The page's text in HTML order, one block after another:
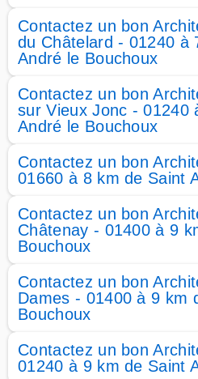
Contactez un bon
du Châtelard - 01240 à
André le Bouchoux
Contactez un bon
sur Vieux Jonc - 01240
André le Bouchoux
Contactez un bon
01660 à 8 km de Saint
Contactez un bon
Châtenay - 01400 à 9
Bouchoux
Contactez un bon
Dames - 01400 à 9 km
Bouchoux
Contactez un bon
01240 à 9 km de Saint